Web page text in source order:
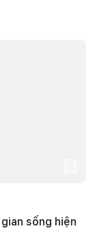
sống hiện